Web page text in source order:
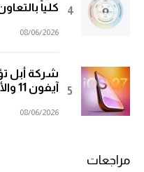
كلياً
08/06/2026
آيفون 11 والأحدث
08/06/2026
مراجعات